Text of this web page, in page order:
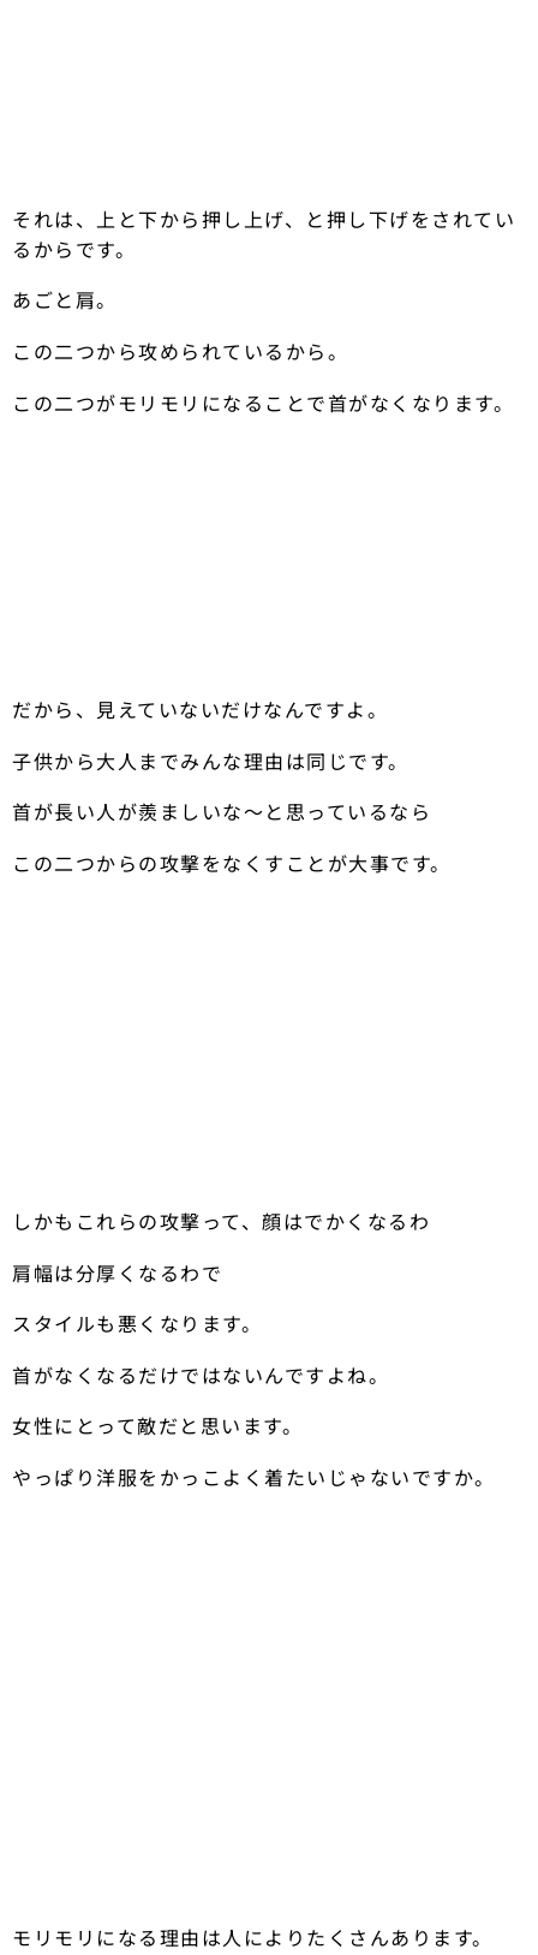
それは、上と下から押し上げ、と押し下げをされてい
るからです。
あごと肩。
この二つから攻められているから。
この二つがモリモリになることで首がなくなります。
だから、見えていないだけなんですよ。
子供から大人までみんな理由は同じです。
首が長い人が羨ましいな〜と思っているなら
この二つからの攻撃をなくすことが大事です。
しかもこれらの攻撃って、顔はでかくなるわ
肩幅は分厚くなるわで
スタイルも悪くなります。
首がなくなるだけではないんですよね。
女性にとって敵だと思います。
やっぱり洋服をかっこよく着たいじゃないですか。
モリモリになる理由は人によりたくさんあります。